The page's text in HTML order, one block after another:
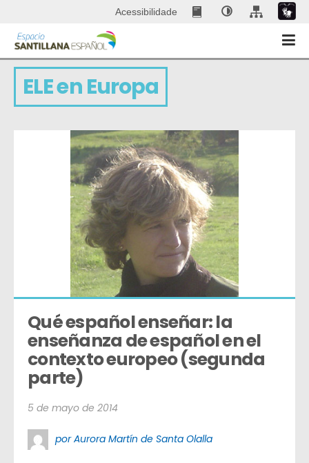
Acessibilidade
ELE en Europa
Qué español enseñar: la
enseñanza de español en el
contexto europeo (segunda
parte)
5 de mayo de 2014
por Aurora Martín de Santa Olalla